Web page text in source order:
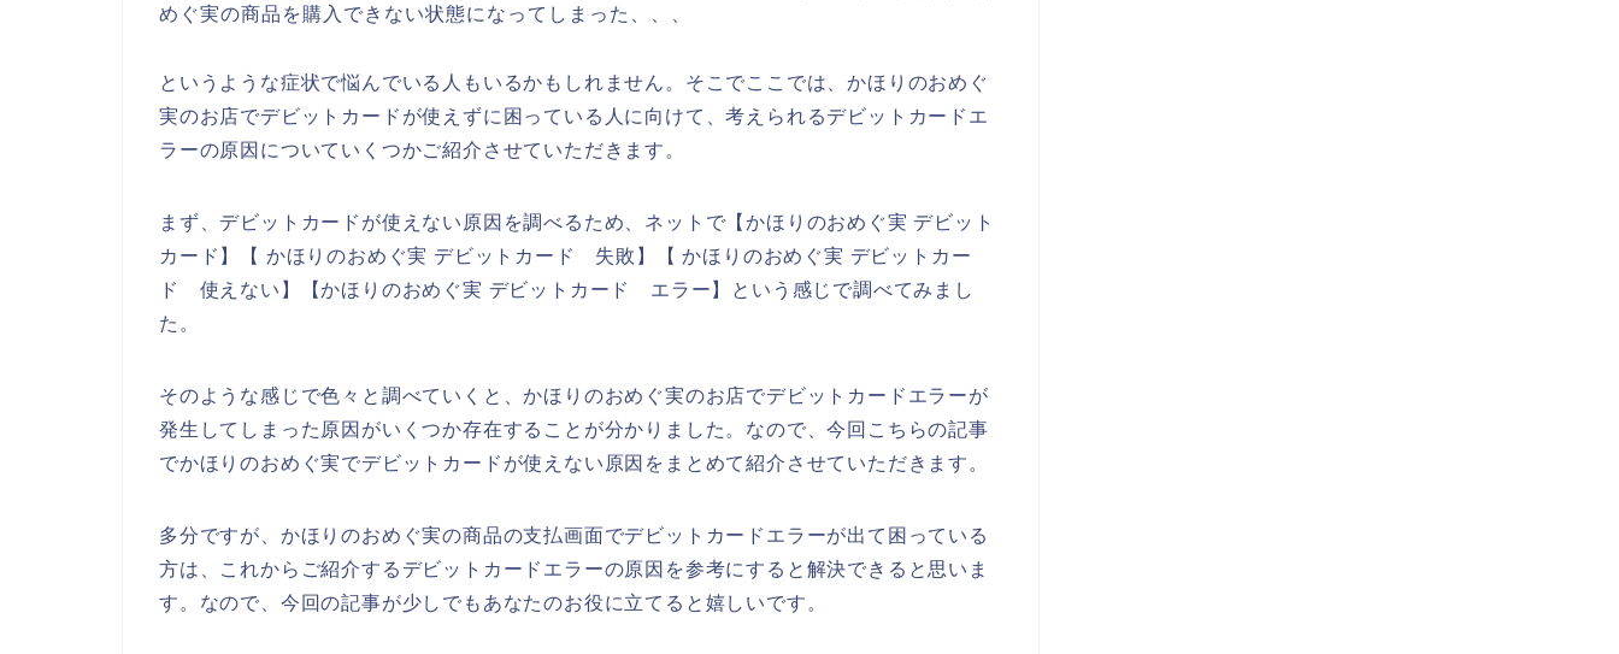
めぐ実の商品を購入できない状態になってしまった、、、
というような症状で悩んでいる人もいるかもしれません。そこでここでは、かほりのおめぐ
実のお店でデビットカードが使えずに困っている人に向けて、考えられるデビットカードエ
ラーの原因についていくつかご紹介させていただきます。
まず、デビットカードが使えない原因を調べるため、ネットで【かほりのおめぐ実 デビット
カード】【 かほりのおめぐ実 デビットカード 失敗】【 かほりのおめぐ実 デビットカー
ド 使えない】【かほりのおめぐ実 デビットカード エラー】という感じで調べてみまし
た。
そのような感じで色々と調べていくと、かほりのおめぐ実のお店でデビットカードエラーが
発生してしまった原因がいくつか存在することが分かりました。なので、今回こちらの記事
でかほりのおめぐ実でデビットカードが使えない原因をまとめて紹介させていただきます。
多分ですが、かほりのおめぐ実の商品の支払画面でデビットカードエラーが出て困っている
方は、これからご紹介するデビットカードエラーの原因を参考にすると解決できると思いま
す。なので、今回の記事が少しでもあなたのお役に立てると嬉しいです。